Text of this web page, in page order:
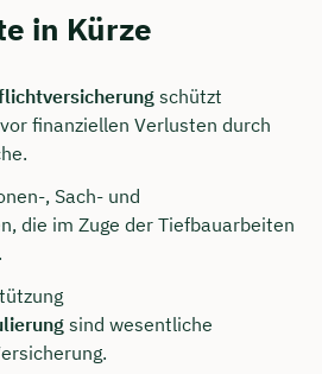
in Kürze
schützt
finanziellen Verlusten durch
, Sach- und
die im Zuge der Tiefbauarbeiten
sind wesentliche